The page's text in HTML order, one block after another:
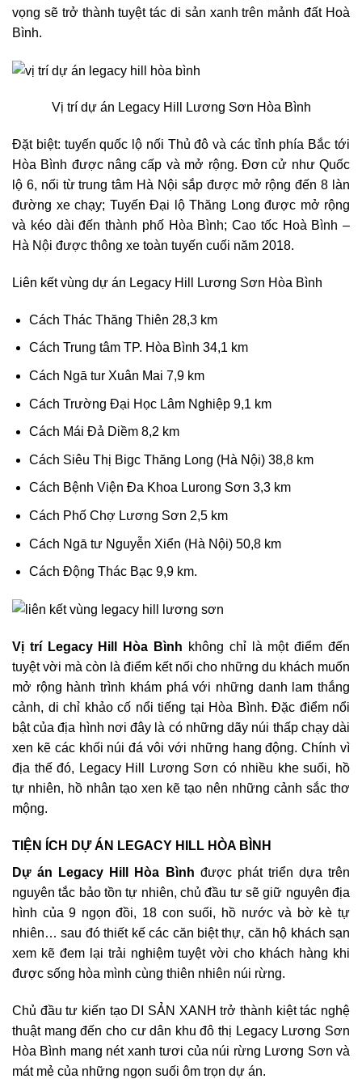
vọng sẽ trở thành tuyệt tác di sản xanh trên mảnh đất Hoà
Bình.
Vị trí dự án Legacy Hill Lương Sơn Hòa Bình
Đặt biệt: tuyến quốc lộ nối Thủ đô và các tỉnh phía Bắc tới
Hòa Bình được nâng cấp và mở rộng. Đơn cử như Quốc
lộ 6, nối từ trung tâm Hà Nội sắp được mở rộng đến 8 làn
đường xe chạy; Tuyến Đại lộ Thăng Long được mở rộng
và kéo dài đến thành phố Hòa Bình; Cao tốc Hoà Bình –
Hà Nội được thông xe toàn tuyến cuối năm 2018.
Liên kết vùng dự án Legacy Hill Lương Sơn Hòa Bình
Cách Thác Thăng Thiên 28,3 km
Cách Trung tâm TP. Hòa Bình 34,1 km
Cách Ngā tur Xuân Mai 7,9 km
Cách Trường Đại Học Lâm Nghiệp 9,1 km
Cách Mái Đả Diềm 8,2 km
Cách Siêu Thị Bigc Thăng Long (Hà Nội) 38,8 km
Cách Bệnh Viện Đa Khoa Lurong Sơn 3,3 km
Cách Phố Chợ Lương Sơn 2,5 km
Cách Ngā tư Nguyễn Xiển (Hà Nội) 50,8 km
Cách Động Thác Bạc 9,9 km.
Vị trí Legacy Hill Hòa Bình không chỉ là một điểm đến
tuyệt vời mà còn là điểm kết nối cho những du khách muốn
mở rộng hành trình khám phá với những danh lam thắng
cảnh, di chỉ khảo cố nổi tiếng tại Hòa Bình. Đặc điểm nổi
bật của địa hình nơi đây là có những dãy núi thấp chạy dài
xen kẽ các khối núi đá vôi với những hang động. Chính vì
địa thế đó, Legacy Hill Lương Sơn có nhiều khe suối, hồ
tự nhiên, hồ nhân tạo xen kẽ tạo nên những cảnh sắc thơ
mộng.
TIỆN ÍCH DỰ ÁN LEGACY HILL HÒA BÌNH
Dự án Legacy Hill Hòa Bình được phát triển dựa trên
nguyên tắc bảo tồn tự nhiên, chủ đầu tư sẽ giữ nguyên địa
hình của 9 ngọn đồi, 18 con suối, hồ nước và bờ kè tự
nhiên… sau đó thiết kế các căn biệt thự, căn hộ khách sạn
xem kẽ đem lại trải nghiệm tuyệt vời cho khách hàng khi
được sống hòa mình cùng thiên nhiên núi rừng.
Chủ đầu tư kiến tạo DI SẢN XANH trở thành kiệt tác nghệ
thuật mang đến cho cư dân khu đô thị Legacy Lương Sơn
Hòa Bình mang nét xanh tươi của núi rừng Lương Sơn và
mát mẻ của những ngọn suối ôm trọn dự án.